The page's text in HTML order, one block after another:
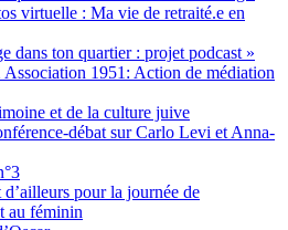
virtuelle : Ma vie de retraité.e en
dans ton quartier : projet podcast »
1951: Action de médiation
et de la culture juive
débat sur Carlo Levi et Anna-
d’ailleurs pour la journée de
au féminin